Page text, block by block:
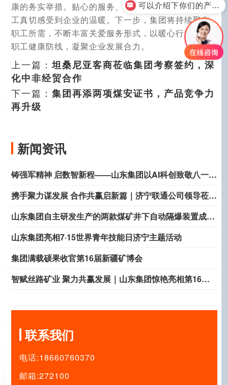
康的务实举措。贴心的服务、实在的福利，让全体职
工真切感受到企业的温暖。下一步，集团将持续聚焦
职工所需，不断丰富关爱服务形式，以暖心行动筑牢
职工健康防线，凝聚企业发展合力。
上一篇：坦桑尼亚客商莅临集团考察签约，深
化中非经贸合作
下一篇： 集团再添两项煤安证书，产品竞争力
再升级
新闻资讯
铸强军精神 启数智新程——山东集团以AI科创致敬八一建
军节
携手聚力谋发展 合作共赢启新篇｜济宁联通公司领导莅临
山东集团考察洽谈合作
山东集团自主研发生产的两款煤矿井下自动隔爆装置成功
取得矿用产品安全标志证书
山东集团亮相7·15世界青年技能日济宁主题活动
集团满载硕果收官第16届新疆矿博会
智赋丝路矿业 聚力共赢发展｜山东集团惊艳亮相第16届
联系我们
电话:18660760370
邮箱:272100
可以介绍下你们的产品么？